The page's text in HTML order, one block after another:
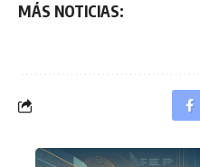
MÁS NOTICIAS: